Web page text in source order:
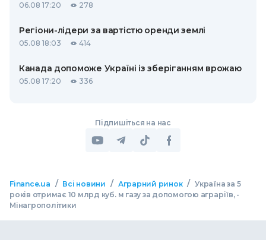
06.08 17:20 278
Регіони-лідери за вартістю оренди землі
05.08 18:03 414
Канада допоможе Україні із зберіганням врожаю
05.08 17:20 336
Підпишіться на нас
Finance.ua / Всі новини / Аграрний ринок / Україна за 5
років отримає 10 млрд куб. м газу за допомогою аграріїв, -
Мінагрополітики